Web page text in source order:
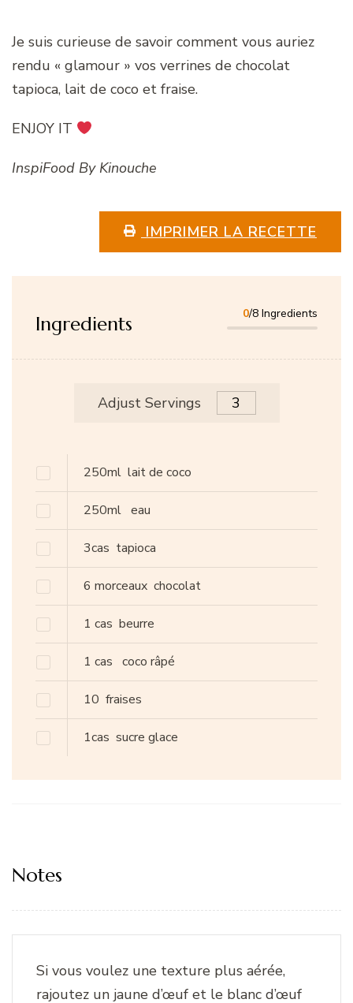
Je suis curieuse de savoir comment vous auriez
rendu « glamour » vos verrines de chocolat
tapioca, lait de coco et fraise.
ENJOY IT
InspiFood By Kinouche
IMPRIMER LA RECETTE
Ingredients 0/8 Ingredients
Adjust Servings
250ml lait de coco
250ml eau
3cas tapioca
6 morceaux chocolat
1 cas beurre
1 cas coco râpé
10 fraises
1cas sucre glace
Notes
Si vous voulez une texture plus aérée,
rajoutez un jaune d’œuf et le blanc d’œuf